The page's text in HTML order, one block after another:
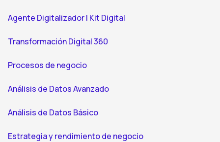
Agente Digitalizador | Kit Digital
Transformación Digital 360
Procesos de negocio
Análisis de Datos Avanzado
Análisis de Datos Básico
Estrategia y rendimiento de negocio